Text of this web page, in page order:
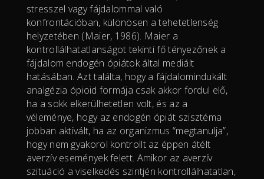
stresszel vagy fájdalommal való
konfrontációban, különösen a tehetetlenség
helyzetében (Maier, 1986). Maier a
kontrollálhatatlanságot tekinti fő tényezőnek a
fájdalom endogén ópiátok által mediált
hatásában. Azt találta, hogy a fájdalomindukált
analgézia ópioid formája csak akkor fordul elő,
ha a sokk elkerülhetetlen volt, és az a
véleménye, hogy az endogén ópiát szisztéma
jobban aktivált, ha az organizmus “megtanulja”,
hogy nem gyakorol kontrollt az éppen átélt
averzív események felett. Amikor az averzív
szituáció a viselkedés szintjén kontrollálhatatlan,